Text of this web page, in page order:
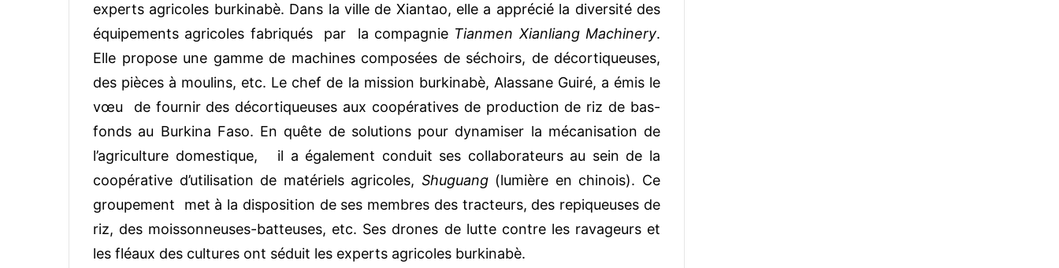
experts agricoles burkinabè. Dans la ville de Xiantao, elle a apprécié la diversité des
équipements agricoles fabriqués par la compagnie Tianmen Xianliang Machinery.
Elle propose une gamme de machines composées de séchoirs, de décortiqueuses,
des pièces à moulins, etc. Le chef de la mission burkinabè, Alassane Guiré, a émis le
vœu de fournir des décortiqueuses aux coopératives de production de riz de bas-
fonds au Burkina Faso. En quête de solutions pour dynamiser la mécanisation de
l’agriculture domestique, il a également conduit ses collaborateurs au sein de la
coopérative d’utilisation de matériels agricoles, Shuguang (lumière en chinois). Ce
groupement met à la disposition de ses membres des tracteurs, des repiqueuses de
riz, des moissonneuses-batteuses, etc. Ses drones de lutte contre les ravageurs et
les fléaux des cultures ont séduit les experts agricoles burkinabè.